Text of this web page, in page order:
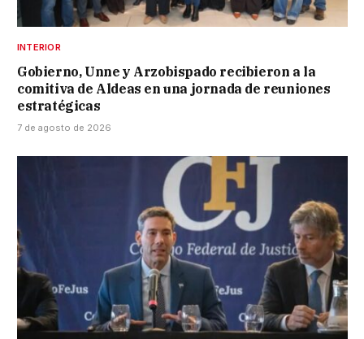
INTERIOR
Gobierno, Unne y Arzobispado recibieron a la
comitiva de Aldeas en una jornada de reuniones
estratégicas
7 de agosto de 2026